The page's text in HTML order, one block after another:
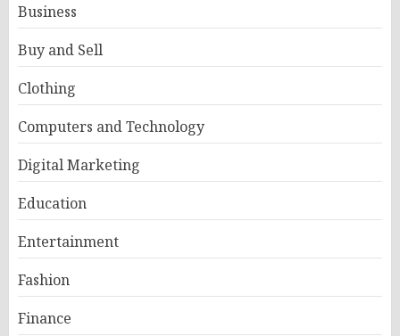
Business
Buy and Sell
Clothing
Computers and Technology
Digital Marketing
Education
Entertainment
Fashion
Finance